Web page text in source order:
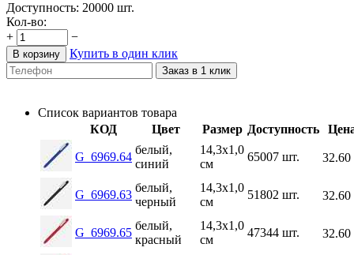
Доступность: 20000 шт.
Кол-во:
+
−
В корзину Купить в один клик
Заказ в 1 клик
Список вариантов товара
КОД
Цвет Размер Доступность
G_6969.64
белый,
синий
14,3x1,0
см
65007 шт. 32.60
G_6969.63
белый,
черный
14,3x1,0
см
51802 шт. 32.60
G_6969.65
белый,
красный
14,3x1,0
см
47344 шт. 32.60